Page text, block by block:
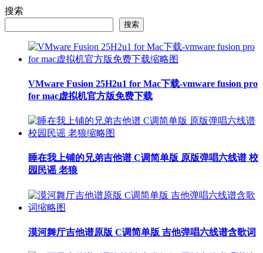
搜索
搜索
VMware Fusion 25H2u1 for Mac下载-vmware fusion pro
for mac虚拟机官方版免费下载
睡在我上铺的兄弟吉他谱 C调简单版 原版弹唱六线谱 校
园民谣 老狼
漠河舞厅吉他谱原版 C调简单版 吉他弹唱六线谱含歌词